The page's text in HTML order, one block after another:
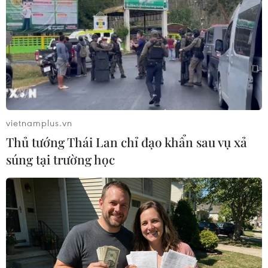
phóng mặt bằng, nhất là các trường hợp vi
phạm nhiều lần, vi phạm có tổ chức, có tính
chất côn đồ, gây thiệt hại tài sản của Nhà nước,
nhân dân và doanh nghiệp, làm mất an ninh,
trật tự tại địa phương.
Trong năm 2022, tỉnh Bình Thuận đã xử lý
nhiều vụ lấn chiếm đất công và tổ chức cưỡng
chế trả lại hiện trạng ban đầu. Trong số đó, điển
hình là vụ bà Trần Thị Ngọc Nữ lấn chiếm
15.817m2 đất công tại khu phố Long Sơn,
phường Mũi Né (thành phố Phan Thiết). Ủy ban
Nhân dân tỉnh Bình Thuận có quyết định xử
phạt bà Nữ 100 triệu đồng; lực lượng chức năng
đã tiến hành cưỡng chế, thi hành quyết định xử
phạt.
vietnamplus.vn
Thủ tướng Thái Lan chỉ đạo khẩn sau vụ xả
súng tại trường học